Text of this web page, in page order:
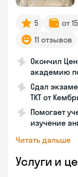
5 от
11 отзывов
Окончил
академию
Сдал
ТКТ от
Помогает
изучение
Читать дальше
Услуги и